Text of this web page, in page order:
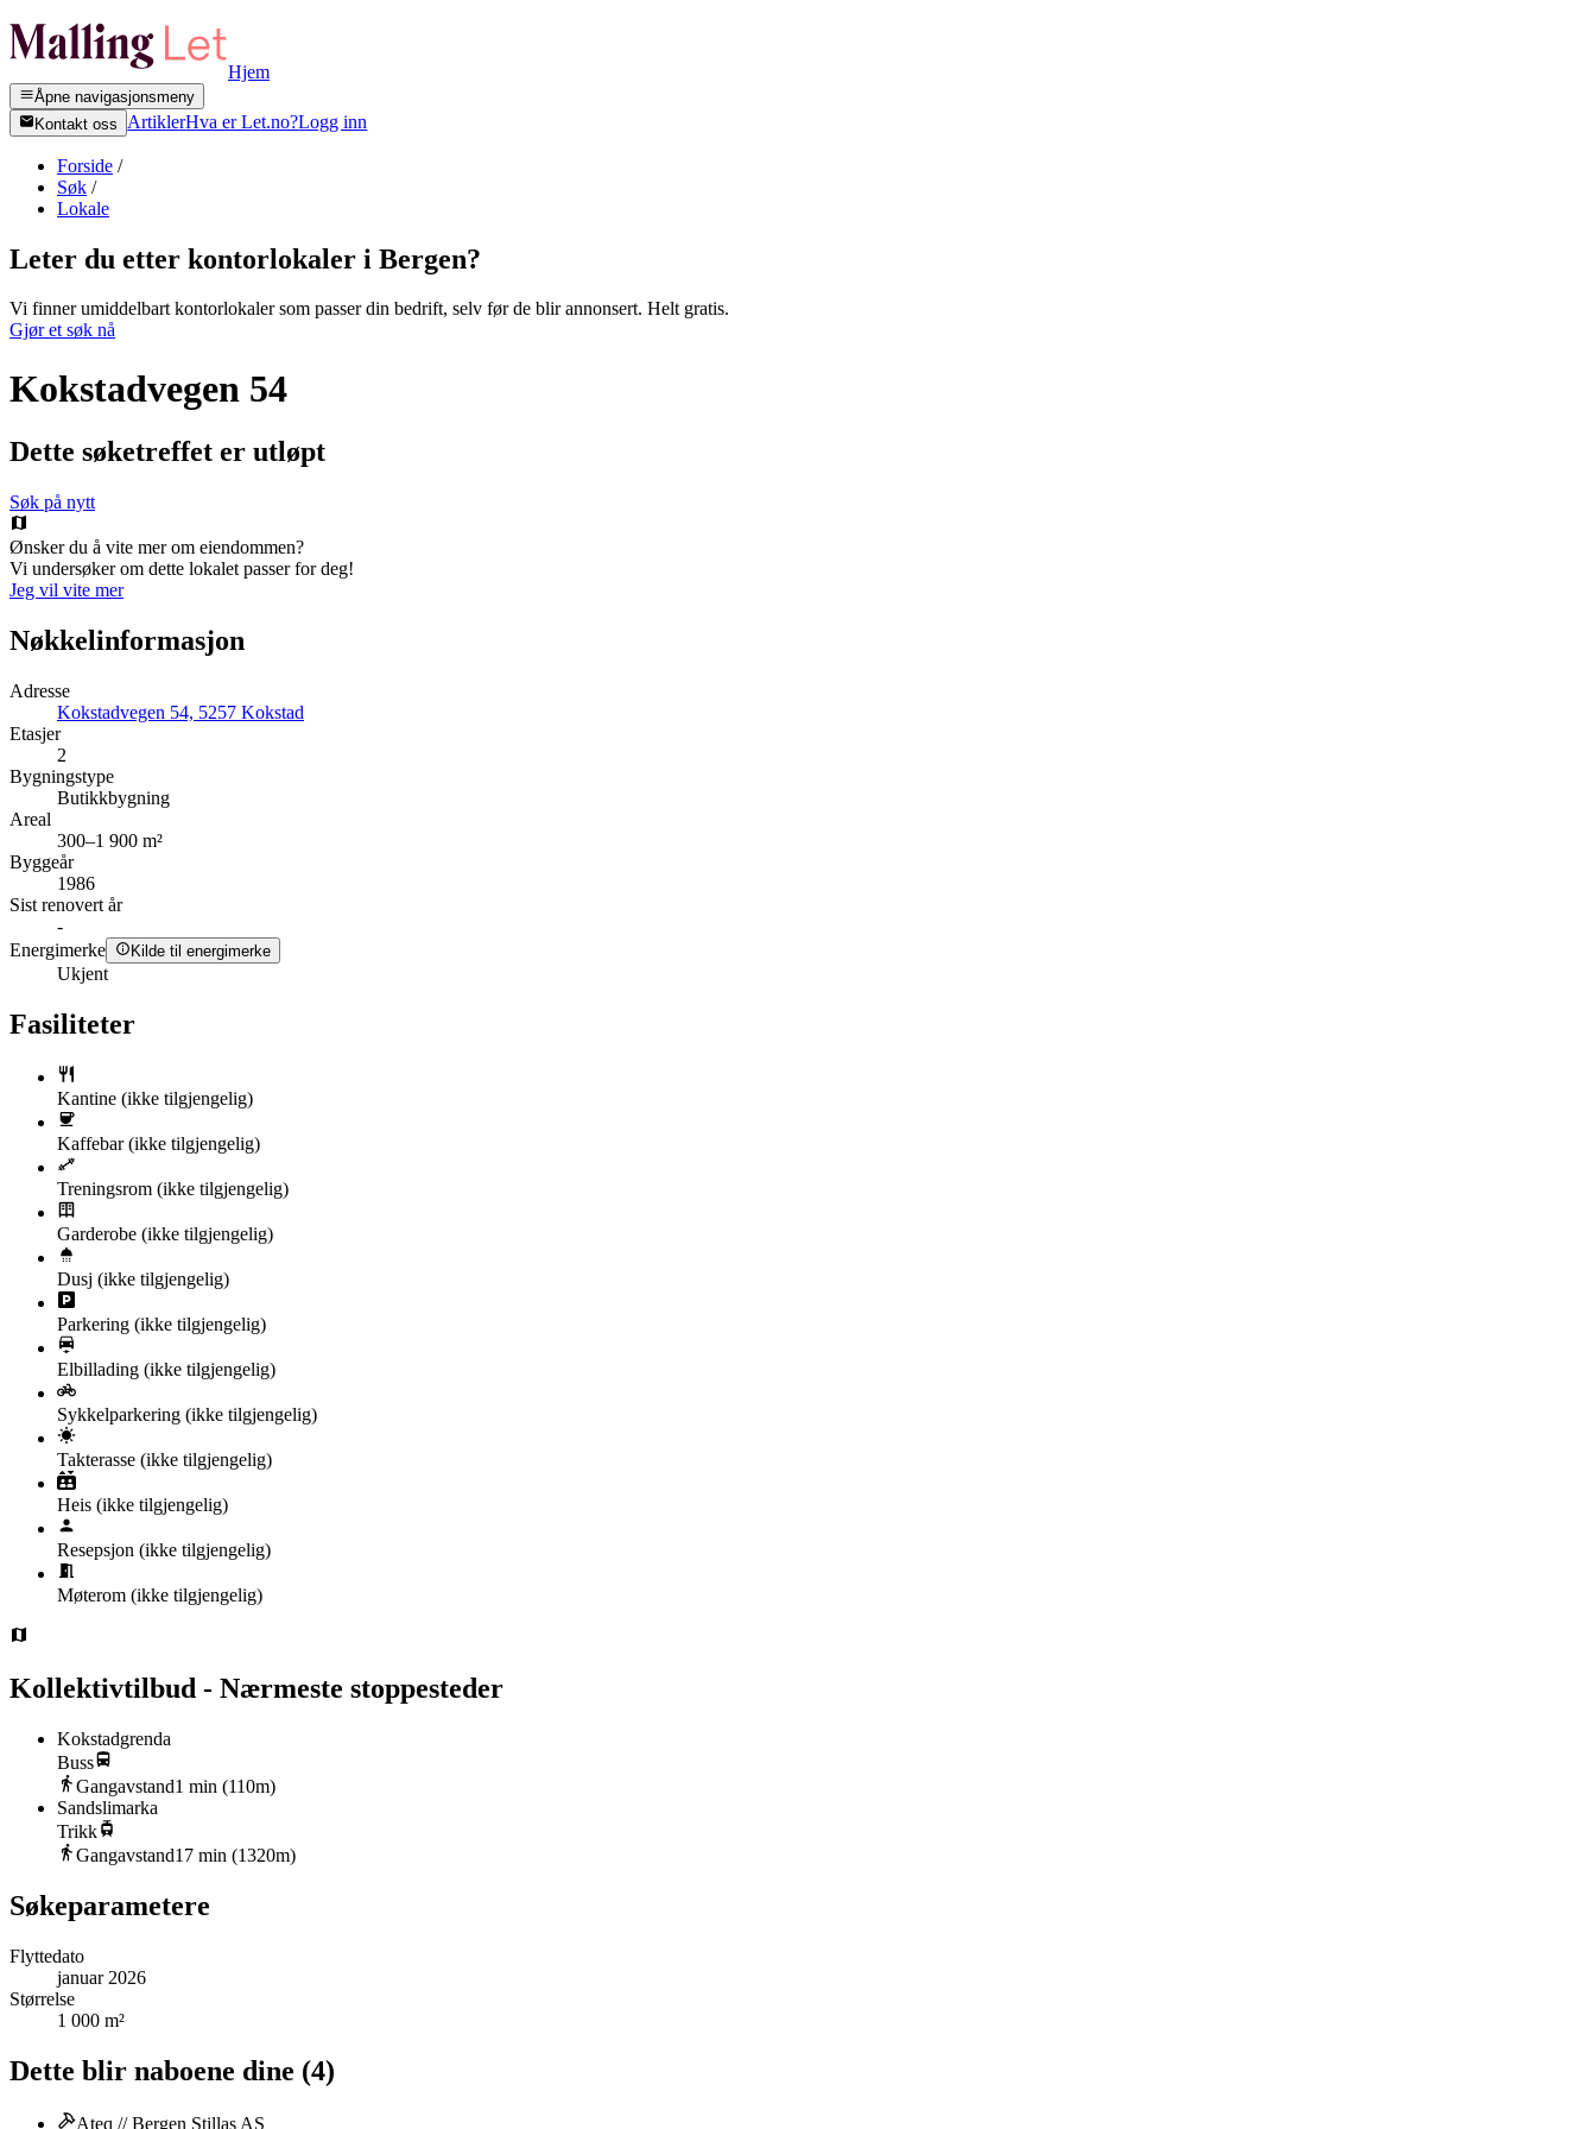
Hjem
Åpne navigasjonsmeny
Kontakt oss
ArtiklerHva er Let.no?Logg inn
Forside /
Søk /
Lokale
Leter du etter kontorlokaler i Bergen?
Vi finner umiddelbart kontorlokaler som passer din bedrift, selv før de blir annonsert. Helt gratis.
Gjør et søk nå
Kokstadvegen 54
Dette søketreffet er utløpt
Søk på nytt
Ønsker du å vite mer om eiendommen?
Vi undersøker om dette lokalet passer for deg!
Jeg vil vite mer
Nøkkelinformasjon
Adresse
Kokstadvegen 54, 5257 Kokstad
Etasjer
2
Bygningstype
Butikkbygning
Areal
300–1 900 m²
Byggeår
1986
Sist renovert år
-
Energimerke
Kilde til energimerke
Ukjent
Fasiliteter
Kantine (ikke tilgjengelig)
Kaffebar(ikke tilgjengelig)
Treningsrom (ikke tilgjengelig)
Garderobe (ikke tilgjengelig)
Dusj (ikke tilgjengelig)
Parkering (ikke tilgjengelig)
Elbillading (ikke tilgjengelig)
Sykkelparkering (ikke tilgjengelig)
Takterasse (ikke tilgjengelig)
Heis (ikke tilgjengelig)
Resepsjon (ikke tilgjengelig)
Møterom (ikke tilgjengelig)
Kollektivtilbud - Nærmeste stoppesteder
Kokstadgrenda
Buss
Gangavstand1 min (110m)
Sandslimarka
Trikk
Gangavstand17 min (1320m)
Søkeparametere
Flyttedato
januar 2026
Størrelse
1 000 m²
Dette blir naboene dine (4)
Ateq // Bergen Stillas AS